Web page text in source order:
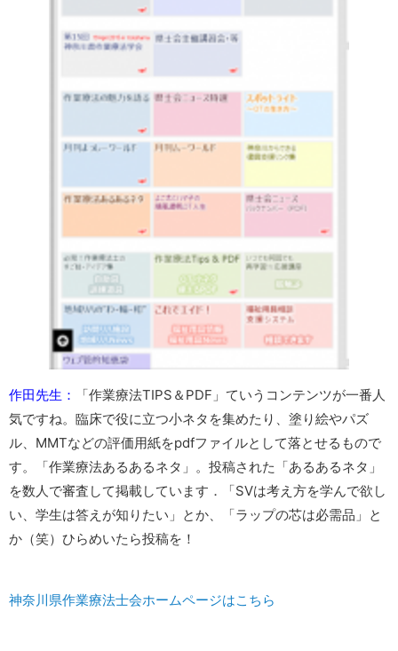
作田先生：
「作業療法TIPS＆PDF」ていうコンテンツが一番人
気ですね。臨床で役に立つ小ネタを集めたり、塗り絵やパズ
ル、MMTなどの評価用紙をpdfファイルとして落とせるもので
す。「作業療法あるあるネタ」。投稿された「あるあるネタ」
を数人で審査して掲載しています．「SVは考え方を学んで欲し
い、学生は答えが知りたい」とか、「ラップの芯は必需品」と
か（笑）ひらめいたら投稿を！
神奈川県作業療法士会ホームページはこちら